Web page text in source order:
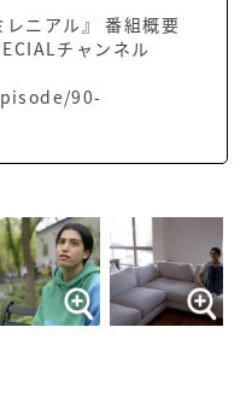
ニアル』 番組概要
チャンネル
90-